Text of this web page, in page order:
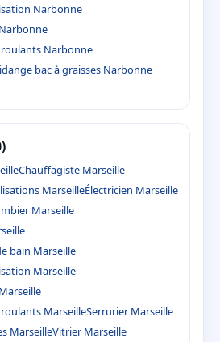
Narbonne
Narbonne
bac à graisses Narbonne
Chauffagiste Marseille
MarseilleÉlectricien Marseille
Marseille
bain Marseille
Marseille
MarseilleSerrurier Marseille
MarseilleVitrier Marseille